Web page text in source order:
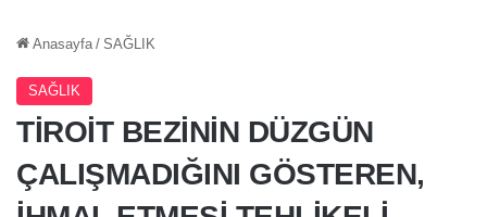
Anasayfa / SAĞLIK
SAĞLIK
TİROİT BEZİNİN DÜZGÜN
ÇALIŞMADIĞINI GÖSTEREN,